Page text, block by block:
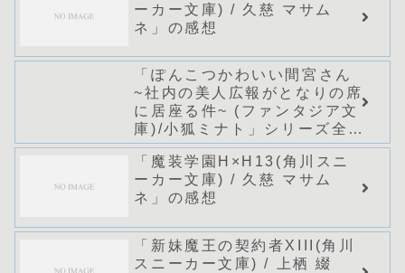
ーカー文庫) / 久慈 マサム
ネ」の感想
「ぽんこつかわいい間宮さん
~社内の美人広報がとなりの席
に居座る件~ (ファンタジア文
庫)/小狐ミナト」シリーズ全巻
のあらすじ・感想
「魔装学園H×H13(角川スニ
ーカー文庫) / 久慈 マサム
ネ」の感想
「新妹魔王の契約者XIII(角川
スニーカー文庫) / 上栖 綴